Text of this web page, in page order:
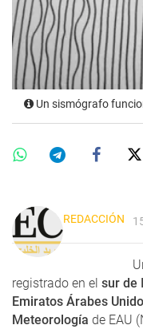
Un sismógrafo
REDACCIÓN
registrado en el sur de
Emiratos Árabes
Meteorología de EAU